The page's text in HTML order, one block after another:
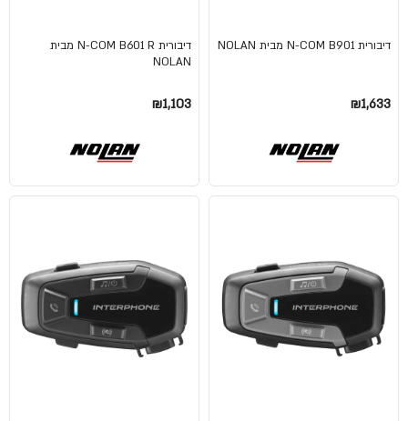
דיבורית N-COM B901 מבית NOLAN
₪1,633
דיבורית N-COM B601 R מבית
NOLAN
₪1,103